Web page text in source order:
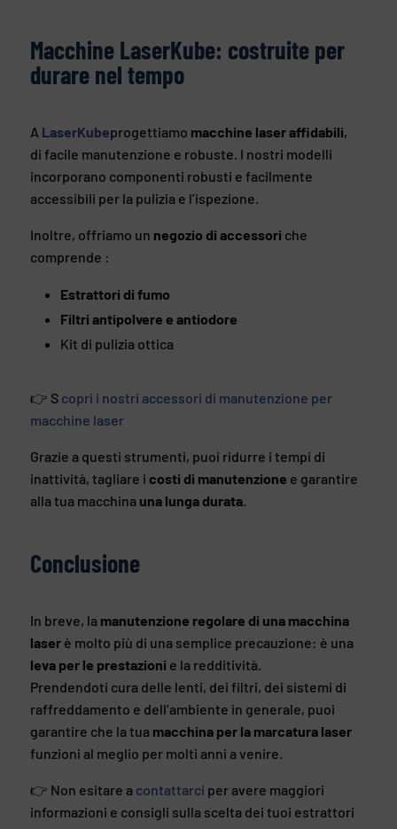
Macchine LaserKube: costruite per
durare nel tempo
A LaserKubeprogettiamo macchine laser affidabili,
di facile manutenzione e robuste. I nostri modelli
incorporano componenti robusti e facilmente
accessibili per la pulizia e l’ispezione.
Inoltre, offriamo un negozio di accessori che
comprende :
Estrattori di fumo
Filtri antipolvere e antiodore
Kit di pulizia ottica
👉 S copri i nostri accessori di manutenzione per
macchine laser
Grazie a questi strumenti, puoi ridurre i tempi di
inattività, tagliare i costi di manutenzione e garantire
alla tua macchina una lunga durata.
Conclusione
In breve, la manutenzione regolare di una macchina
laser è molto più di una semplice precauzione: è una
leva per le prestazioni e la redditività.
Prendendoti cura delle lenti, dei filtri, dei sistemi di
raffreddamento e dell’ambiente in generale, puoi
garantire che la tua macchina per la marcatura laser
funzioni al meglio per molti anni a venire.
👉 Non esitare a contattarci per avere maggiori
informazioni e consigli sulla scelta dei tuoi estrattori